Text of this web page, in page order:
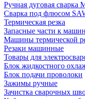
Ручная дуговая сварка
Сварка под флюсом
Термическая резка
Запасные части к
Машины термической
Резаки машинные
Товары для
Блок жидкостного
Блок подачи проволоки
Зажимы ручные
Зачистка сварочных